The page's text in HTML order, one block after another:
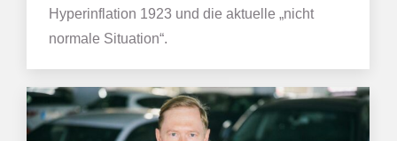
Hyperinflation 1923 und die aktuelle „nicht
normale Situation“.